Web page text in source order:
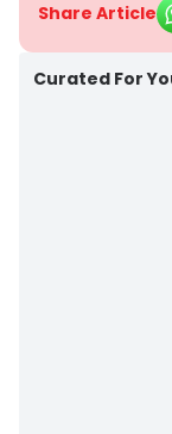
Share Article
Curated For